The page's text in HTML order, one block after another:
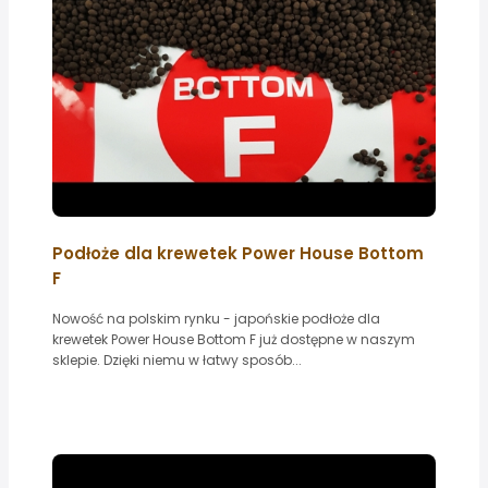
Podłoże dla krewetek Power House Bottom
F
Nowość na polskim rynku - japońskie podłoże dla
krewetek Power House Bottom F już dostępne w naszym
sklepie. Dzięki niemu w łatwy sposób...